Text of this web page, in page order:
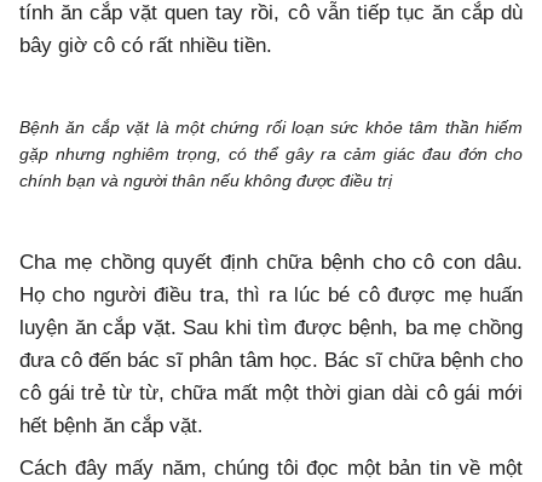
tính ăn cắp vặt quen tay rồi, cô vẫn tiếp tục ăn cắp dù
bây giờ cô có rất nhiều tiền.
Bệnh ăn cắp vặt là một chứng rối loạn sức khỏe tâm thần hiếm
gặp nhưng nghiêm trọng, có thể gây ra cảm giác đau đớn cho
chính bạn và người thân nếu không được điều trị
Cha mẹ chồng quyết định chữa bệnh cho cô con dâu.
Họ cho người điều tra, thì ra lúc bé cô được mẹ huấn
luyện ăn cắp vặt. Sau khi tìm được bệnh, ba mẹ chồng
đưa cô đến bác sĩ phân tâm học. Bác sĩ chữa bệnh cho
cô gái trẻ từ từ, chữa mất một thời gian dài cô gái mới
hết bệnh ăn cắp vặt.
Cách đây mấy năm, chúng tôi đọc một bản tin về một